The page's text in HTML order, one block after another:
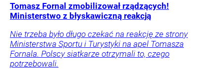
Tomasz Fornal zmobilizował rządzących!
Ministerstwo z błyskawiczną reakcją
Nie trzeba było długo czekać na reakcję ze strony
Ministerstwa Sportu i Turystyki na apel Tomasza
Fornala. Polscy siatkarze otrzymali to, czego
potrzebowali.